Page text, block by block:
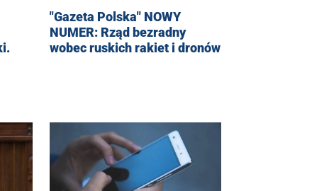
"Gazeta Polska" NOWY
NUMER: Rząd bezradny
wobec ruskich rakiet i dronów